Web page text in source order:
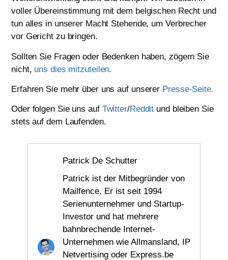
voller Übereinstimmung mit dem belgischen Recht und
tun alles in unserer Macht Stehende, um Verbrecher
vor Gericht zu bringen.
Sollten Sie Fragen oder Bedenken haben, zögern Sie
nicht, uns dies mitzuteilen.
Erfahren Sie mehr über uns auf unserer Presse-Seite.
Oder folgen Sie uns auf Twitter/Reddit und bleiben Sie
stets auf dem Laufenden.
Patrick De Schutter
Patrick ist der Mitbegründer von
Mailfence. Er ist seit 1994
Serienunternehmer und Startup-
Investor und hat mehrere
bahnbrechende Internet-
Unternehmen wie Allmansland, IP
Netvertising oder Express.be